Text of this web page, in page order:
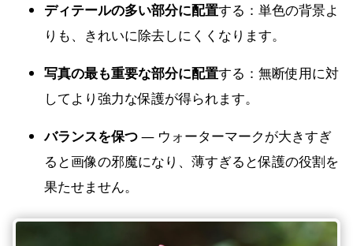
ディテールの多い部分に配置する：単色の背景よ
りも、きれいに除去しにくくなります。
写真の最も重要な部分に配置する：無断使用に対
してより強力な保護が得られます。
バランスを保つ— ウォーターマークが大きすぎ
ると画像の邪魔になり、薄すぎると保護の役割を
果たせません。